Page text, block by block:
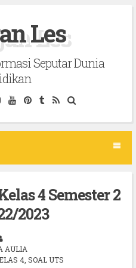
Les
Seputar Dunia
4 Semester 2
2023
AULIA
4, SOAL UTS